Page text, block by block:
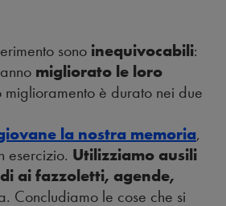
sono inequivocabili:
migliorato le loro
miglioramento è durato nei due
la nostra memoria,
esercizio. Utilizziamo ausili
ai fazzoletti, agende,
Concludiamo le cose che si